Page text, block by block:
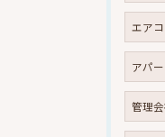
エア
アパ
管理